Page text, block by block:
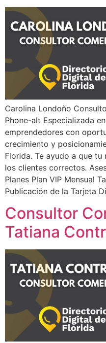
Carolina Londoño
Phone-alt Especializada
emprendedores con
crecimiento y
Florida. Te ayudo a que
los clientes correctos.
Planes Plan VIP Mensual
Publicación de la Tarjeta
Consultor
Tatiana